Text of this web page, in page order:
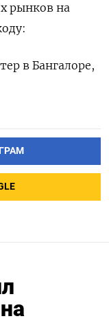
рынков на
в Бангалоре,